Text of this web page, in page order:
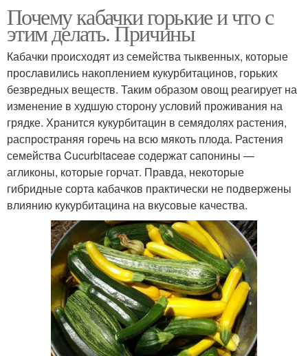
Почему кабачки горькие и что с
этим делать. Причины
Кабачки происходят из семейства тыквенных, которые
прославились накоплением кукурбитацинов, горьких
безвредных веществ. Таким образом овощ реагирует на
изменение в худшую сторону условий проживания на
грядке. Хранится кукурбитацин в семядолях растения,
распространяя горечь на всю мякоть плода. Растения
семейства Cucurbitaceae содержат сапонины —
агликоны, которые горчат. Правда, некоторые
гибридные сорта кабачков практически не подвержены
влиянию кукурбитацина на вкусовые качества.